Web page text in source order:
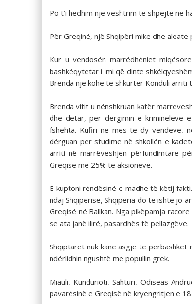
Po t’i hedhim një vështrim të shpejtë në
Për Greqinë, një Shqipëri mike dhe
Kur u vendosën marrëdhëniet
bashkëqytetar i imi që dinte
Brenda një kohe të shkurtër Konduli
Brenda vitit u nënshkruan katër
dhe detar, për dërgimin e kriminelëve
fshehta. Kufiri në mes të dy vendeve,
dërguan për studime në shkollën e
arriti në marrëveshjen përfundimtare
Greqisë me 25% të aksioneve.
E kuptoni rëndësinë e madhe të këtij
ndaj Shqipërisë, Shqipëria do të ishte jo
Greqisë në Ballkan. Nga pikëpamja
se ata janë ilirë, pasardhës të pellazgëve.
Shqiptarët nuk kanë asgjë të
ndërlidhin ngushtë me popullin grek.
Miauli, Kundurioti, Sahturi, Odiseas
pavarësinë e Greqisë në kryengritjen e